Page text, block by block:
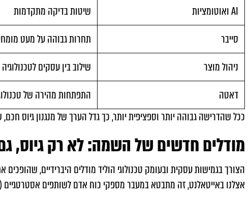
AI ואוטומציות
שיטות בדיקה מתקדמות
סייבר
תחרות גבוהה על מעט
ניהול מוצר
שילוב בין עסקים לטכנולוגיה
דאטה
התפתחות מהירה של
ככל שהדרישה גבוהה יותר וספציפית יותר, כך גדל הערך של מנגנון גיוס
מודלים חדשים של השמה: לא רק גיוס,
הצורך בגמישות עסקית ובעומק טכנולוגי הוליד מודלים היברידיים,
אצלנו באייטאלנט, זה מתבטא במעבר מספקי כוח אדם לשותפים אסטרטגיים (RPO & In-house Partnership):